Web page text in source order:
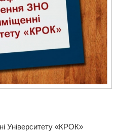
Університету «КРОК»